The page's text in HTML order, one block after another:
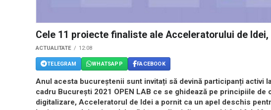
Cele 11 proiecte finaliste ale Acceleratorului de
ACTUALITATE 12:08
TELEGRAM WHATSAPP FACEBOOK
Anul acesta bucureștenii sunt invitați să devină participanți activi
cadru București 2021 OPEN LAB ce se ghidează pe principiile
digitalizare, Acceleratorul de Idei a pornit ca un apel deschis